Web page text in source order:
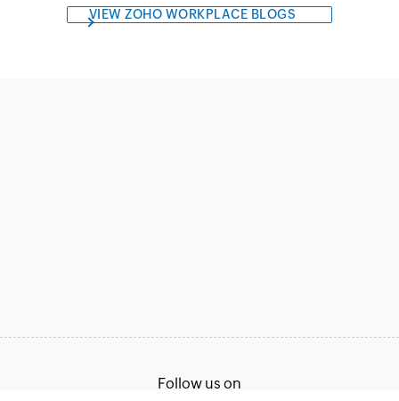
VIEW ZOHO WORKPLACE BLOGS
Follow us on